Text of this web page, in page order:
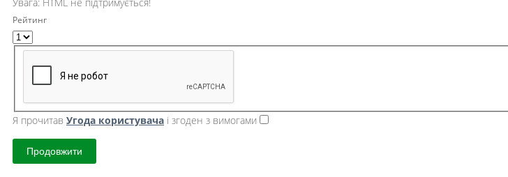
Рейтинг
Я прочитав Угода користувача і згоден з вимогами
Продовжити